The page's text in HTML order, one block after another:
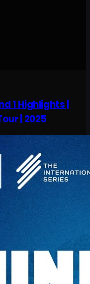
1 Highlights |
| 2025